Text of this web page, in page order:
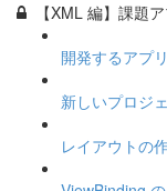
【XML 編】課題
開発するアプ
新しいプロジ
レイアウトの